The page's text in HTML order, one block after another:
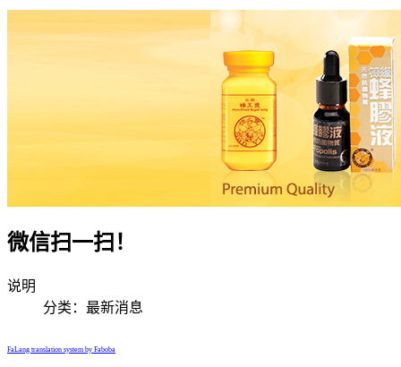
微信扫一扫！
说明
分类： 最新消息
FaLang translation system by Faboba